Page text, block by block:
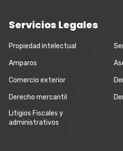
Servicios Legales
Propiedad intelectual
Amparos
Comercio exterior
Derecho mercantil
Litigios Fiscales y
administrativos